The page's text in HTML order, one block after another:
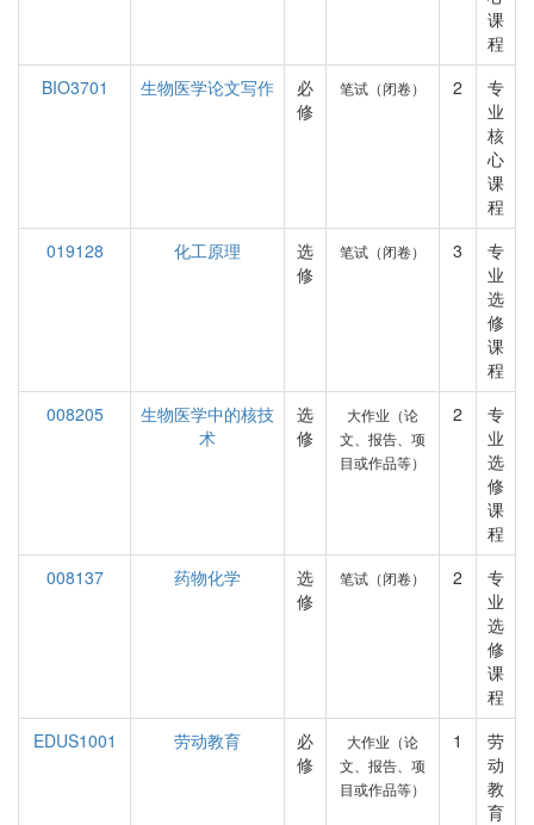
课
程
BIO3701
生物医学论文写作
必
修
笔试（闭卷） 2
专
业
核
心
课
程
019128
化工原理
选
修
笔试（闭卷） 3
专
业
选
修
课
程
008205
生物医学中的核技
术
选
修
大作业（论
文、报告、项
目或作品等）
2
专
业
选
修
课
程
008137
药物化学
选
修
笔试（闭卷） 2
专
业
选
修
课
程
EDUS1001
劳动教育
必
修
大作业（论
文、报告、项
目或作品等）
1
劳
动
教
育